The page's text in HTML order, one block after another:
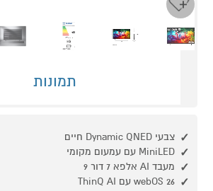
תמונות
צבעי Dynamic QNED חיים
MiniLED עם עמעום מקומי
מעבד AI אלפא 7 דור 9
webOS 26 עם ThinQ AI